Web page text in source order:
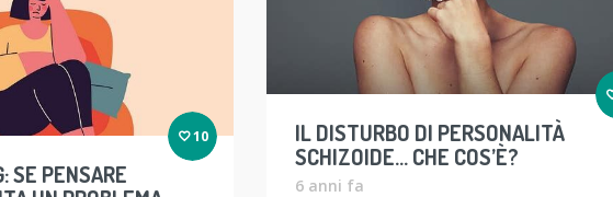
10
SE PENSARE
IL DISTURBO DI PERSONALITÀ
SCHIZOIDE… CHE COS’È?
6 anni fa